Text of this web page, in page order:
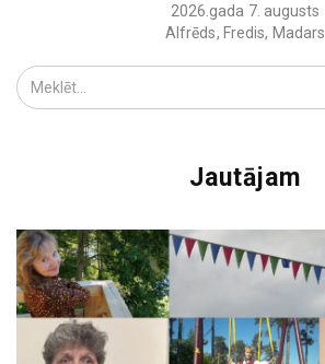
2026.gada 7. augusts
Alfrēds, Fredis, Madars
Jautājam